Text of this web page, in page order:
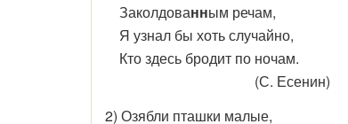
Заколдованным речам,
Я узнал бы хоть случайно,
Кто здесь бродит по ночам.
(С. Есенин)
2) Озябли пташки малые,